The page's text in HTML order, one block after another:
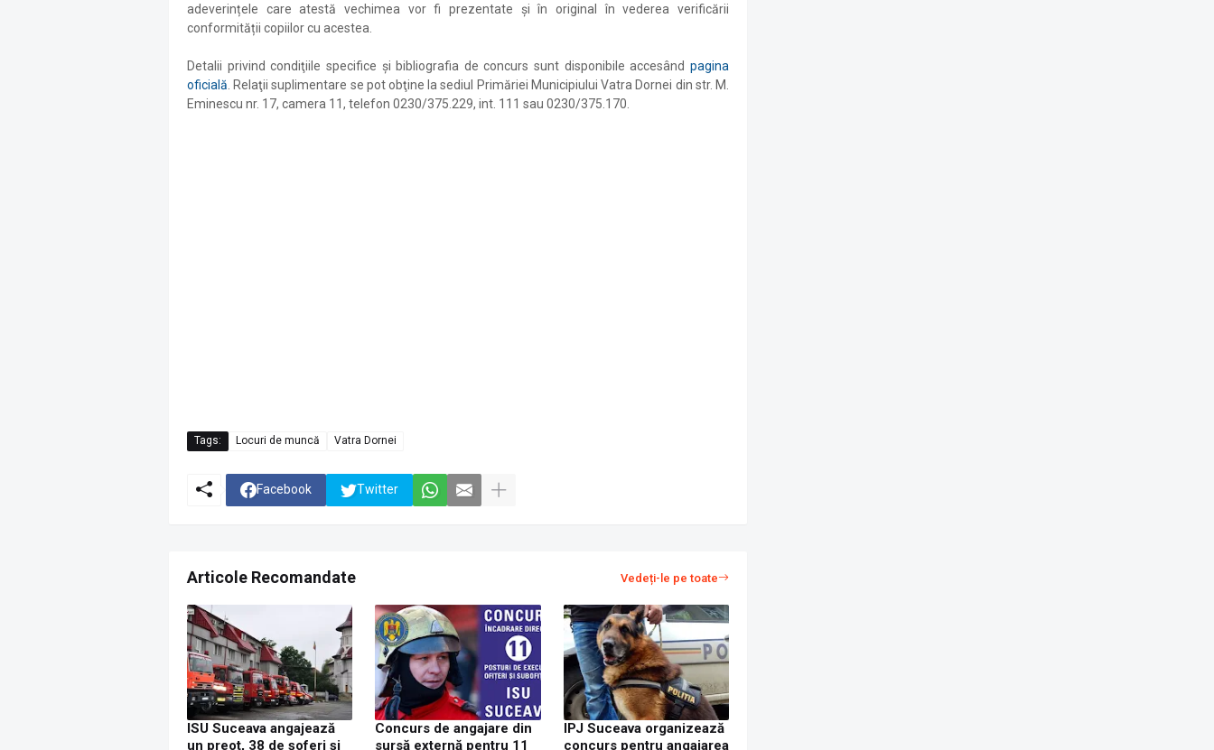
adeverințele care atestă vechimea vor fi prezentate și în original în vederea verificării
conformității copiilor cu acestea.
Detalii privind condiţiile specifice şi bibliografia de concurs sunt disponibile accesând pagina
oficială . Relaţii suplimentare se pot obţine la sediul Primăriei Municipiului Vatra Dornei din str. M.
Eminescu nr. 17, camera 11, telefon 0230/375.229, int. 111 sau 0230/375.170.
Tags: Locuri de muncă Vatra Dornei
Facebook Twitter
Articole Recomandate Vedeți-le pe toate
ISU Suceava angajează
un preot, 38 de șoferi și
Concurs de angajare din
sursă externă pentru 11
IPJ Suceava organizează
concurs pentru angajarea